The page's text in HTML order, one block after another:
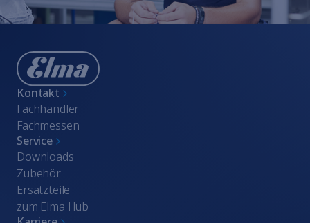
Kontakt
Fachhändler
Fachmessen
Service
Downloads
Zubehör
Ersatzteile
zum Elma Hub